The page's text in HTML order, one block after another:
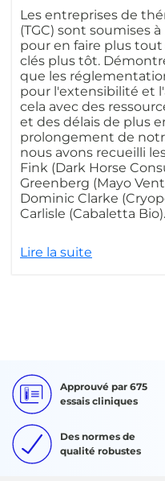
Les entreprises de
(TGC) sont soumises
pour en faire plus
clés plus tôt.
que les
pour l'extensibilité et
cela avec des
et des délais de plus
prolongement de
nous avons recueilli
Fink (Dark Horse
Greenberg (Mayo
Dominic Clarke
Carlisle (Cabaletta Bio).
Lire la suite
Approuvé par 675
essais cliniques
Des normes de
qualité robustes